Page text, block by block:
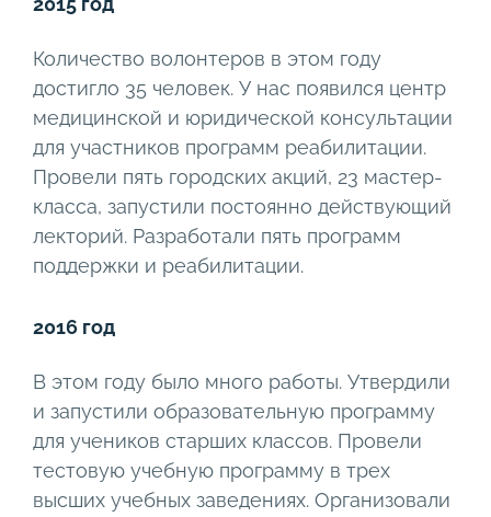
Количество волонтеров в этом году
достигло 35 человек. У нас появился центр
медицинской и юридической консультации
для участников программ реабилитации.
Провели пять городских акций, 23 мастер-
класса, запустили постоянно действующий
лекторий. Разработали пять программ
поддержки и реабилитации.
2016 год
В этом году было много работы. Утвердили
и запустили образовательную программу
для учеников старших классов. Провели
тестовую учебную программу в трех
высших учебных заведениях. Организовали